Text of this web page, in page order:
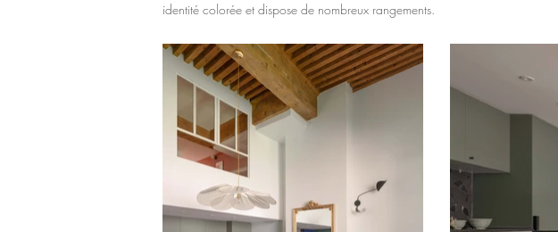
identité colorée et dispose de nombreux rangements.